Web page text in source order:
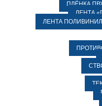
ПЛЁНКА
ЛЕНТА
ЛЕНТА